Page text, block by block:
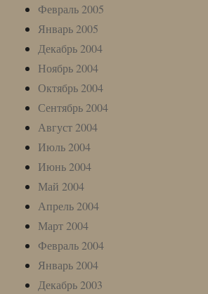
Февраль 2005
Январь 2005
Декабрь 2004
Ноябрь 2004
Октябрь 2004
Сентябрь 2004
Август 2004
Июль 2004
Июнь 2004
Май 2004
Апрель 2004
Март 2004
Февраль 2004
Январь 2004
Декабрь 2003